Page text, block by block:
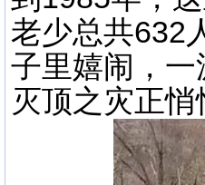
老少总共632
子里嬉闹，
灭顶之灾正